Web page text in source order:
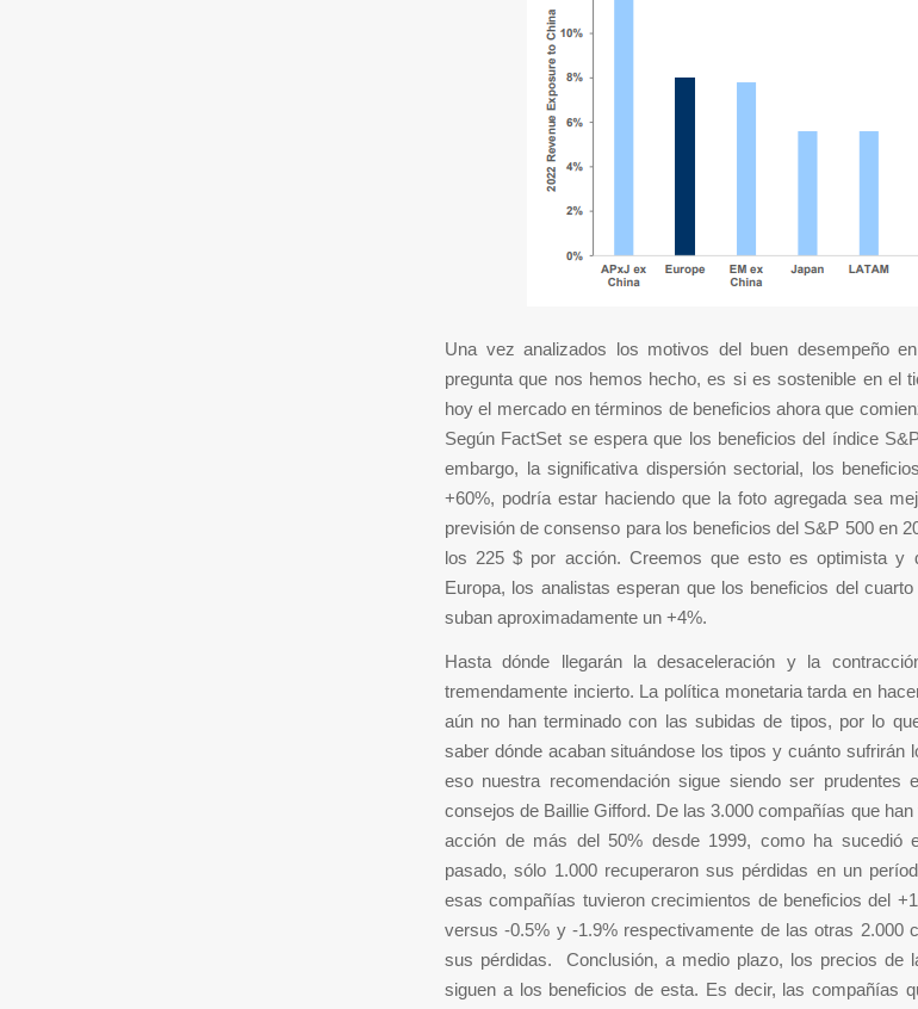
Una vez analizados los motivos del buen desempeño
pregunta que nos hemos hecho, es si es sostenible en el
hoy el mercado en términos de beneficios ahora que
Según FactSet se espera que los beneficios del índice
embargo, la significativa dispersión sectorial, los
+60%, podría estar haciendo que la foto agregada sea
previsión de consenso para los beneficios del S&P 500 en
los 225 $ por acción. Creemos que esto es optimista y
Europa, los analistas esperan que los beneficios del
suban aproximadamente un +4%.
Hasta dónde llegarán la desaceleración y la
tremendamente incierto. La política monetaria tarda en
aún no han terminado con las subidas de tipos, por lo
saber dónde acaban situándose los tipos y cuánto sufrirán
eso nuestra recomendación sigue siendo ser prudentes
consejos de Baillie Gifford. De las 3.000 compañías que
acción de más del 50% desde 1999, como ha sucedió
pasado, sólo 1.000 recuperaron sus pérdidas en un
esas compañías tuvieron crecimientos de beneficios del
versus -0.5% y -1.9% respectivamente de las otras 2.000
sus pérdidas. Conclusión, a medio plazo, los precios de
siguen a los beneficios de esta. Es decir, las compañías